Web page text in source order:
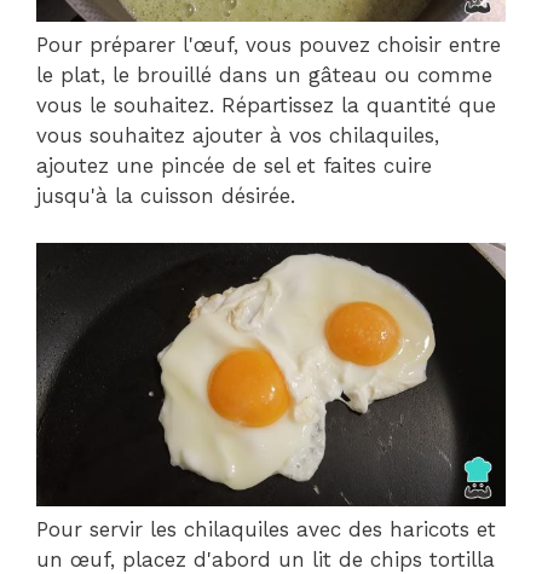
Pour préparer l'œuf, vous pouvez choisir entre
le plat, le brouillé dans un gâteau ou comme
vous le souhaitez. Répartissez la quantité que
vous souhaitez ajouter à vos chilaquiles,
ajoutez une pincée de sel et faites cuire
jusqu'à la cuisson désirée.
Pour servir les chilaquiles avec des haricots et
un œuf, placez d'abord un lit de chips tortilla